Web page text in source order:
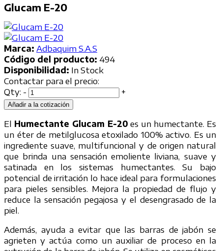
Glucam E-20
Marca: Adbaquim S.A.S
Código del producto: 494
Disponibilidad: In Stock
Contactar para el precio:
Qty: - +
Añadir a la cotización
El Humectante Glucam E-20 es un humectante. Es
un éter de metilglucosa etoxilado 100% activo. Es un
ingrediente suave, multifuncional y de origen natural
que brinda una sensación emoliente liviana, suave y
satinada en los sistemas humectantes. Su bajo
potencial de irritación lo hace ideal para formulaciones
para pieles sensibles. Mejora la propiedad de flujo y
reduce la sensación pegajosa y el desengrasado de la
piel.
Además, ayuda a evitar que las barras de jabón se
agrieten y actúa como un auxiliar de proceso en la